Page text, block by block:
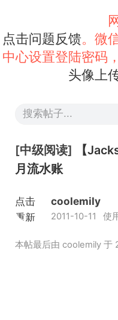
点击问题反馈。微
中心设置登陆密码
头像上
[中级阅读]
【
月流水账
点击
重新
coolemily
2011-10-11 使
本帖最后由 coolemily 于